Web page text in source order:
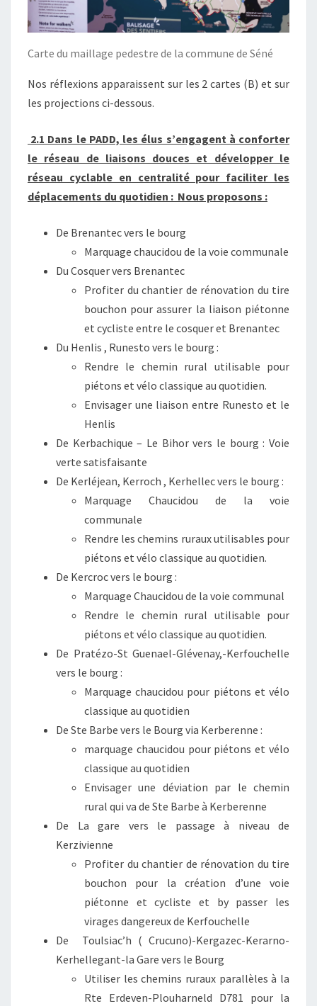
Carte du maillage pedestre de la commune de Séné
Nos réflexions apparaissent sur les 2 cartes (B) et sur
les projections ci-dessous.
2.1 Dans le PADD, les élus s’engagent à conforter
le réseau de liaisons douces et développer le
réseau cyclable en centralité pour faciliter les
déplacements du quotidien : Nous proposons :
De Brenantec vers le bourg
Marquage chaucidou de la voie communale
Du Cosquer vers Brenantec
Profiter du chantier de rénovation du tire
bouchon pour assurer la liaison piétonne
et cycliste entre le cosquer et Brenantec
Du Henlis , Runesto vers le bourg :
Rendre le chemin rural utilisable pour
piétons et vélo classique au quotidien.
Envisager une liaison entre Runesto et le
Henlis
De Kerbachique – Le Bihor vers le bourg : Voie
verte satisfaisante
De Kerléjean, Kerroch , Kerhellec vers le bourg :
Marquage Chaucidou de la voie
communale
Rendre les chemins ruraux utilisables pour
piétons et vélo classique au quotidien.
De Kercroc vers le bourg :
Marquage Chaucidou de la voie communal
Rendre le chemin rural utilisable pour
piétons et vélo classique au quotidien.
De Pratézo-St Guenael-Glévenay,-Kerfouchelle
vers le bourg :
Marquage chaucidou pour piétons et vélo
classique au quotidien
De Ste Barbe vers le Bourg via Kerberenne :
marquage chaucidou pour piétons et vélo
classique au quotidien
Envisager une déviation par le chemin
rural qui va de Ste Barbe à Kerberenne
De La gare vers le passage à niveau de
Kerzivienne
Profiter du chantier de rénovation du tire
bouchon pour la création d’une voie
piétonne et cycliste et by passer les
virages dangereux de Kerfouchelle
De Toulsiac’h ( Crucuno)-Kergazec-Kerarno-
Kerhellegant-la Gare vers le Bourg
Utiliser les chemins ruraux parallèles à la
Rte Erdeven-Plouharneld D781 pour la